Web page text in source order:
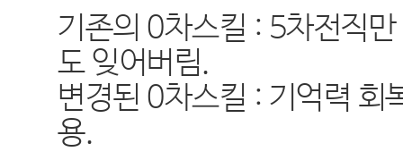
기존의 0차스킬 : 5차전직
도 잊어버림.
변경된 0차스킬 : 기억력
용.